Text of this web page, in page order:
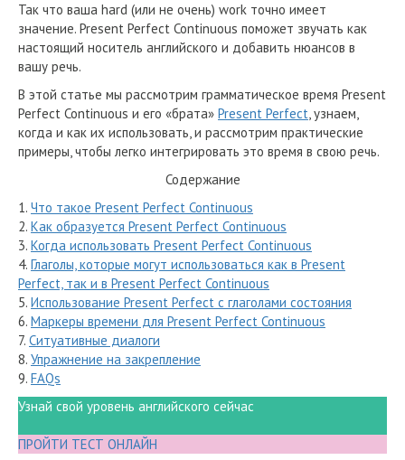
Так что ваша hard (или не очень) work точно имеет
значение. Present Perfect Continuous поможет звучать как
настоящий носитель английского и добавить нюансов в
вашу речь.
В этой статье мы рассмотрим грамматическое время Present
Perfect Continuous и его «брата» Present Perfect, узнаем,
когда и как их использовать, и рассмотрим практические
примеры, чтобы легко интегрировать это время в свою речь.
Содержание
1. Что такое Present Perfect Continuous
2. Как образуется Present Perfect Continuous
3. Когда использовать Present Perfect Continuous
4. Глаголы, которые могут использоваться как в Present
Perfect, так и в Present Perfect Continuous
5. Использование Present Perfect с глаголами состояния
6. Маркеры времени для Present Perfect Continuous
7. Ситуативные диалоги
8. Упражнение на закрепление
9. FAQs
Узнай свой уровень английского сейчас
ПРОЙТИ ТЕСТ ОНЛАЙН